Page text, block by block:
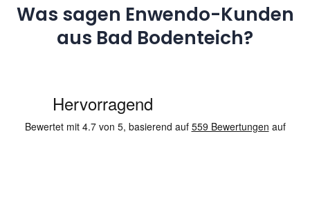
Was sagen Enwendo-Kunden
aus Bad Bodenteich?